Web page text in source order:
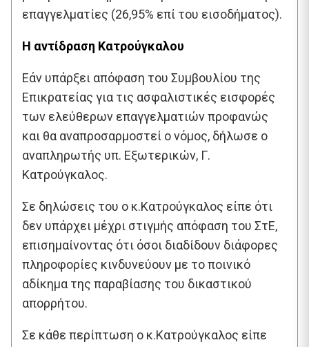
επαγγελματίες (26,95% επί του εισοδήματος).
Η αντίδραση Κατρούγκαλου
Εάν υπάρξει απόφαση του Συμβουλίου της
Επικρατείας για τις ασφαλιστικές εισφορές
των ελεύθερων επαγγελματιών προφανώς
και θα αναπροσαρμοστεί ο νόμος, δήλωσε ο
αναπληρωτής υπ. Εξωτερικών, Γ.
Κατρούγκαλος.
Σε δηλώσεις του ο κ.Κατρούγκαλος είπε ότι
δεν υπάρχει μέχρι στιγμής απόφαση του ΣτΕ,
επισημαίνοντας ότι όσοι διαδίδουν διάφορες
πληροφορίες κινδυνεύουν με το ποινικό
αδίκημα της παραβίασης του δικαστικού
απορρήτου.
Σε κάθε περίπτωση ο κ.Κατρούγκαλος είπε